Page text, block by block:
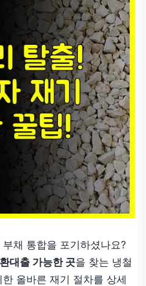
채 통합을 포기하셨나요?
대출 가능한 곳을 찾는 냉철
올바른 재기 절차를 상세